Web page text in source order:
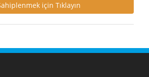
için Tıklayın